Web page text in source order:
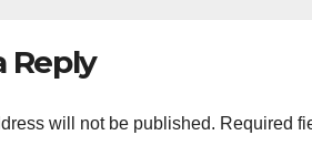
Reply
will not be published. Required